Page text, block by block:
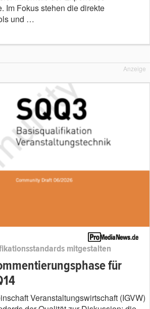
Im Fokus stehen die direkte
und …
Anzeige
mitgestalten
für
Veranstaltungswirtschaft (IGVW)